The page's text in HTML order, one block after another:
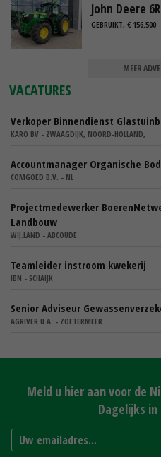
John Deere
GEBRUIKT, € 156.500
MEER
VACATURES
Verkoper Binnendienst
KARO BV - ZWAAGDIJK, NOORD-HOLLAND,
Accountmanager Organische
COMGOED B.V. - NL
Projectmedewerker
Landbouw
WIJ.LAND - ABCOUDE
Teamleider instroom kwekerij
IBN - SCHAIJK
Senior Adviseur
AGRIVER U.A. - ZOETERMEER
Meld u hier aan voor de
Dagelijks